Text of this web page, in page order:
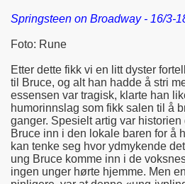
Springsteen on Broadway - 16/3-
Foto: Rune
Etter dette fikk vi en litt dyster
til Bruce, og alt han hadde å stri
essensen var tragisk, klarte han
humorinnslag som fikk salen til å
ganger. Spesielt artig var
Bruce inn i den lokale baren for å
kan tenke seg hvor ydmykende
ung Bruce komme inn i de
ingen unger hørte hjemme. Men